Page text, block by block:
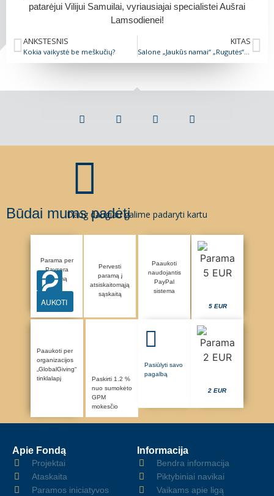
patarėjui Vilijui Samuilai, vyriausiajai specialistei Aušrai
Lamsodienei!
ANKSTESNIS
Kokia vaikystė be meškučių?
KITAS
Salone „Jaukūs namai“ „Rugutės“ aukų dėžutė
Būdai mums padėti
Daug daugiau galime padaryti kartu
Parama per
Paysera
sistemą
AUKOTI
Pervesti
paramą į
atsiskaitomąją
sąskaitą
Paaukoti
naudojantis
PayPal
sistema
5 EUR
Paaukoti per
organizacijos
„GlobalGiving“
tinklalapį
Paskirti 1.2 %
nuo sumokėto
GPM
mokesčio
Pasiūlyti savo
pagalbą
2 EUR
Apie Fondą
Projektai
Ataskaita
Paramos iniciatyvos
Informacija
Bendra informacija
Piktybiniai navikai
Vaikams apie ligą